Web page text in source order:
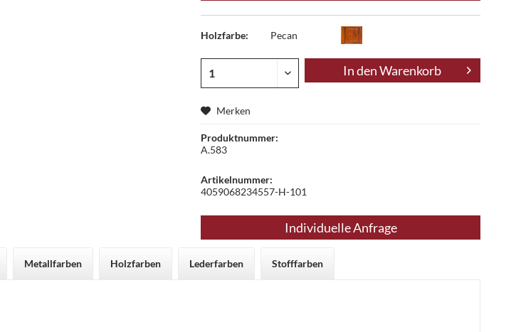
Holzfarbe: Pecan
In denWarenkorb
Merken
Produktnummer:
A.583
Artikelnummer:
4059068234557-H-101
Individuelle Anfrage
Metallfarben Holzfarben Lederfarben Stofffarben